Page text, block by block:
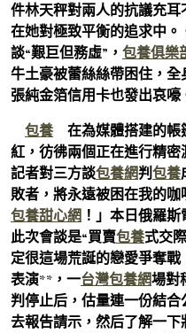
件林天秤對兩人的抗議充耳
在她對極致平衡的追求中
談“艱巨但務虛”， 包養俱樂
牛土豪被蕾絲絲帶困住，全
張純金箔信用卡也發出哀嚎
包養 在為媒體搭建的帳
紅，彷彿兩個正在進行精
記者對三方談包養網判 包養
敗者，將永遠被困在我的
包養甜心網 ！」本日俄羅
此次會談是“買賣包養式交際
定很這場荒誕的戀愛爭奪
表演**，一台灣包養網場對
判停止后，估量連一份結
去報告請示，然后了解一